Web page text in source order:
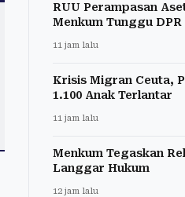
RUU Perampasan
Menkum Tunggu DPR
11 jam lalu
Krisis Migran Ceuta,
1.100 Anak Terlantar
11 jam lalu
Menkum Tegaskan
Langgar Hukum
12 jam lalu